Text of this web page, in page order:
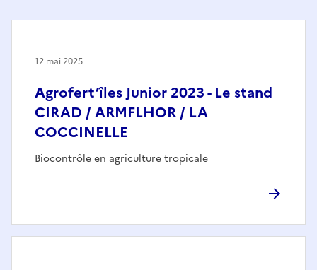
Agrofert’îles Junior 2023 - Le stand
CIRAD / ARMFLHOR / LA
COCCINELLE
Biocontrôle en agriculture tropicale
12 mai 2025